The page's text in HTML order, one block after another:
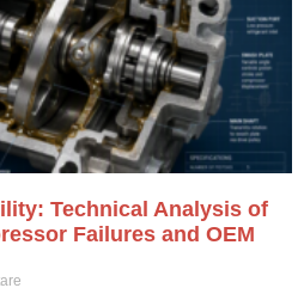
Technical Analysis of
Failures and OEM